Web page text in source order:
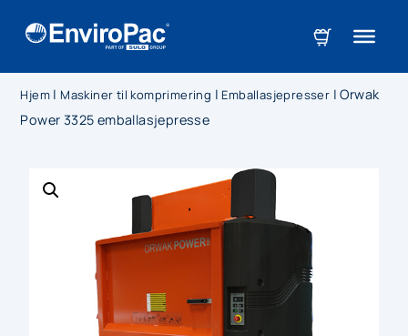
Hjem | Maskiner til komprimering | Emballasjepresser |Orwak
Power 3325 emballasjepresse